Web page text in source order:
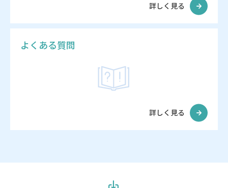
詳しく見る
よくある質問
詳しく見る